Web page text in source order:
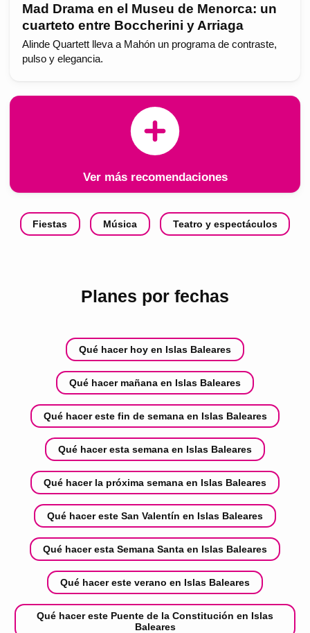
Mad Drama en el Museu de Menorca: un
cuarteto entre Boccherini y Arriaga
Alinde Quartett lleva a Mahón un programa de contraste,
pulso y elegancia.
Ver más recomendaciones
Fiestas Música Teatro y espectáculos
Planes por fechas
Qué hacer hoy en Islas Baleares
Qué hacer mañana en Islas Baleares
Qué hacer este fin de semana en Islas Baleares
Qué hacer esta semana en Islas Baleares
Qué hacer la próxima semana en Islas Baleares
Qué hacer este San Valentín en Islas Baleares
Qué hacer esta Semana Santa en Islas Baleares
Qué hacer este verano en Islas Baleares
Qué hacer este Puente de la Constitución en Islas
Baleares